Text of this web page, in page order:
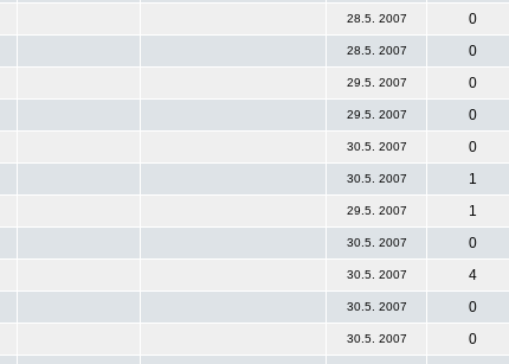
28.5. 2007
0
28.5. 2007
0
29.5. 2007
0
29.5. 2007
0
30.5. 2007
0
30.5. 2007
1
29.5. 2007
1
30.5. 2007
0
30.5. 2007
4
30.5. 2007
0
30.5. 2007
0